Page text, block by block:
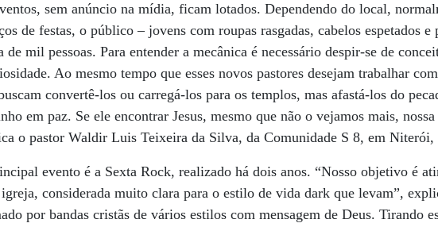
sem anúncio na mídia, ficam lotados. Dependendo do local,
de festas, o público – jovens com roupas rasgadas, cabelos espetados
de mil pessoas. Para entender a mecânica é necessário despir-se de
Ao mesmo tempo que esses novos pastores desejam trabalhar
convertê-los ou carregá-los para os templos, mas afastá-los do
em paz. Se ele encontrar Jesus, mesmo que não o vejamos mais,
o pastor Waldir Luis Teixeira da Silva, da Comunidade S 8, em Niterói,
evento é a Sexta Rock, realizado há dois anos. “Nosso objetivo é
considerada muito clara para o estilo de vida dark que levam”,
por bandas cristãs de vários estilos com mensagem de Deus. Tirando